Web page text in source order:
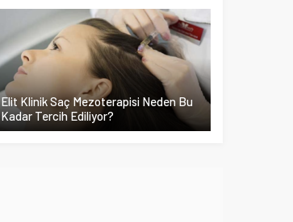
Elit Klinik Saç Mezoterapisi Neden Bu
Kadar Tercih Ediliyor?